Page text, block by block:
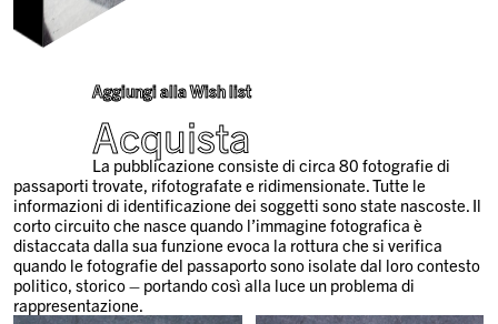
Aggiungi alla Wish list
Acquista
La pubblicazione consiste di circa 80 fotografie di
passaporti trovate, rifotografate e ridimensionate. Tutte le
informazioni di identificazione dei soggetti sono state nascoste. Il
corto circuito che nasce quando l’immagine fotografica è
distaccata dalla sua funzione evoca la rottura che si verifica
quando le fotografie del passaporto sono isolate dal loro contesto
politico, storico – portando così alla luce un problema di
rappresentazione.